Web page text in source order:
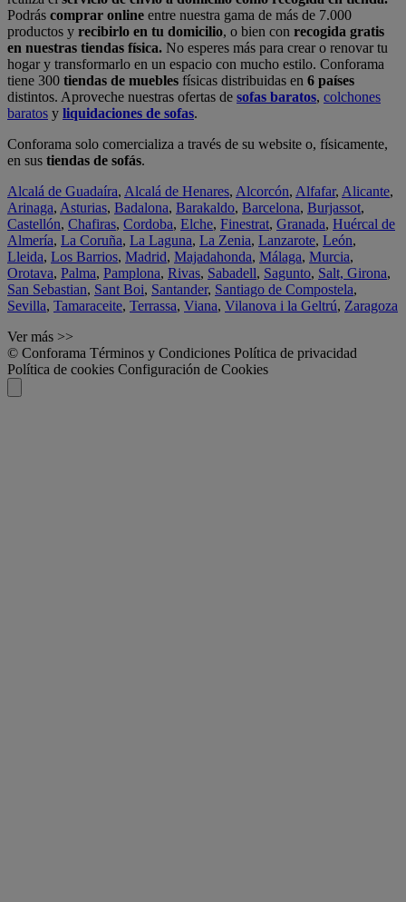
Podrás comprar online entre nuestra gama de más de 7.000
productos y recibirlo en tu domicilio, o bien con recogida gratis
en nuestras tiendas física. No esperes más para crear o renovar tu
hogar y transformarlo en un espacio con mucho estilo. Conforama
tiene 300 tiendas de muebles físicas distribuidas en 6 países
distintos. Aproveche nuestras ofertas de sofas baratos, colchones
baratos y liquidaciones de sofas.
Conforama solo comercializa a través de su website o, físicamente,
en sus tiendas de sofás.
Alcalá de Guadaíra, Alcalá de Henares, Alcorcón, Alfafar, Alicante,
Arinaga, Asturias, Badalona, Barakaldo, Barcelona, Burjassot,
Castellón, Chafiras, Cordoba, Elche, Finestrat, Granada, Huércal de
Almería, La Coruña, La Laguna, La Zenia, Lanzarote, León,
Lleida, Los Barrios, Madrid, Majadahonda, Málaga, Murcia,
Orotava, Palma, Pamplona, Rivas, Sabadell, Sagunto, Salt, Girona,
San Sebastian, Sant Boi, Santander, Santiago de Compostela,
Sevilla, Tamaraceite, Terrassa, Viana, Vilanova i la Geltrú, Zaragoza
Ver más >>
© Conforama Términos y Condiciones Política de privacidad
Política de cookies Configuración de Cookies